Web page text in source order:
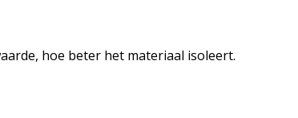
hoe beter het materiaal isoleert.